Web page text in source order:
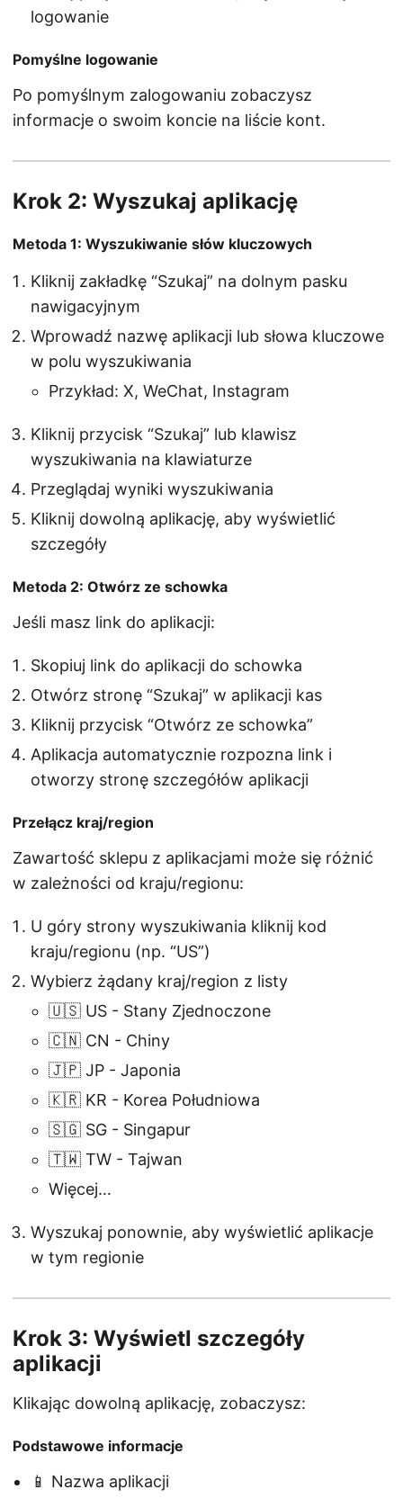
logowanie
Pomyślne logowanie
Po pomyślnym zalogowaniu zobaczysz
informacje o swoim koncie na liście kont.
Krok 2: Wyszukaj aplikację
Metoda 1: Wyszukiwanie słów kluczowych
Kliknij zakładkę “Szukaj” na dolnym pasku
nawigacyjnym
Wprowadź nazwę aplikacji lub słowa kluczowe
w polu wyszukiwania
Przykład: X, WeChat, Instagram
Kliknij przycisk “Szukaj” lub klawisz
wyszukiwania na klawiaturze
Przeglądaj wyniki wyszukiwania
Kliknij dowolną aplikację, aby wyświetlić
szczegóły
Metoda 2: Otwórz ze schowka
Jeśli masz link do aplikacji:
Skopiuj link do aplikacji do schowka
Otwórz stronę “Szukaj” w aplikacji kas
Kliknij przycisk “Otwórz ze schowka”
Aplikacja automatycznie rozpozna link i
otworzy stronę szczegółów aplikacji
Przełącz kraj/region
Zawartość sklepu z aplikacjami może się różnić
w zależności od kraju/regionu:
U góry strony wyszukiwania kliknij kod
kraju/regionu (np. “US”)
Wybierz żądany kraj/region z listy
🇺🇸 US - Stany Zjednoczone
🇨🇳 CN - Chiny
🇯🇵 JP - Japonia
🇰🇷 KR - Korea Południowa
🇸🇬 SG - Singapur
🇹🇼 TW - Tajwan
Więcej…
Wyszukaj ponownie, aby wyświetlić aplikacje
w tym regionie
Krok 3: Wyświetl szczegóły
aplikacji
Klikając dowolną aplikację, zobaczysz:
Podstawowe informacje
📱 Nazwa aplikacji